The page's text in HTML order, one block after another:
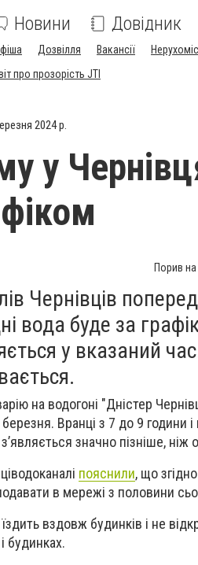
Новини Довідник
Дозвілля Вакансії
про прозорість JTI
2024 р.
у
Порив на
Чернівців
вода буде за
у вказаний
на водогоні "Дністер
Вранці з 7 до 9 години
значно пізніше,
пояснили, що
в мережі з половини
їздить вздовж будинків і не
будинках.